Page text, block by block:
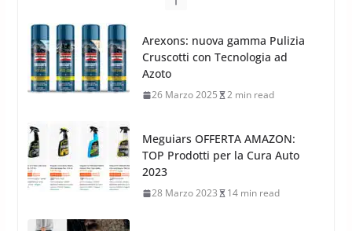
l’acquisizione di Reedijk
3 Dicembre 2024 3 min read
Meguiars OFFERTA AMAZON:
TOP Prodotti per la Cura Auto
2023
28 Marzo 2023 14 min read
Bidone Aspiratutto: i 10 Migliori
Bidoni per la Pulizia Auto
6 Maggio 2022